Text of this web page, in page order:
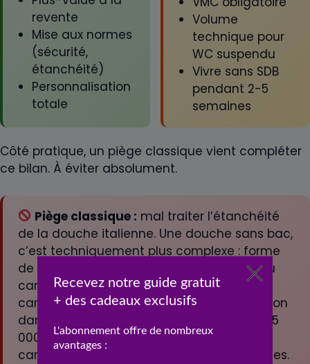
revente
Mise aux normes
(sécurité,
étanchéité)
Personnalisation
totale
Volume
technique pour
WC suspendu
Vivre sans SDB
pendant 2-5
semaines
Côté pratique, un piège classique vient compléter
ce bilan. À éviter absolument.
Piège classique : mal traiter l’étanchéité
de la douche italienne. Une douche sans bac,
c’est techniquement plus complexe : forme
de pente, système d’évacuation siphon ou
caniveau, membrane étanche sous le
carrelage. Une étanchéité ratée = infiltration
dans l’étage du dessous = sinistre 5 000-15
000 €. Toujours faire poser par un pro
carreleur expérimenté en douches italiennes.